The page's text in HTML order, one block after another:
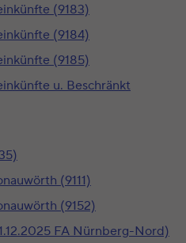
(9183)
(9184)
(9185)
u. Beschränkt
(9111)
(9152)
FA Nürnberg-Nord)